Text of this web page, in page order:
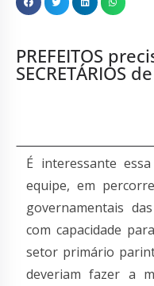
PREFEITOS
SECRETÁRIOS
É interessante
equipe, em
governamentais
com capacidade
setor primário
deveriam fazer a